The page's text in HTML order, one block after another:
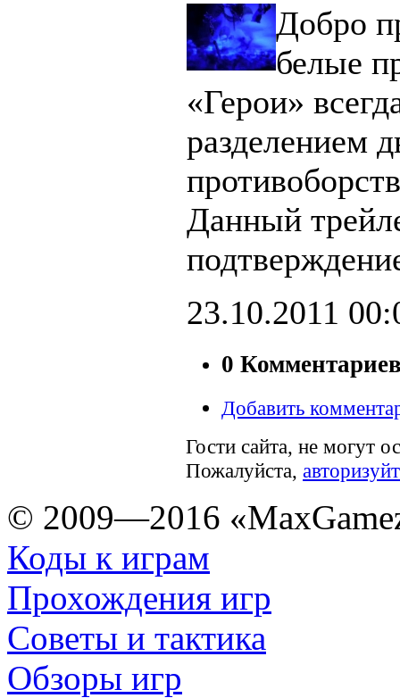
Добро
белые
«Герои»
разделением
Данный
23.10.2011
0
Добавить
Гости сайта, не могут
Пожалуйста,
© 2009—2016
Коды к играм
Прохождения игр
Советы и тактика
Обзоры игр